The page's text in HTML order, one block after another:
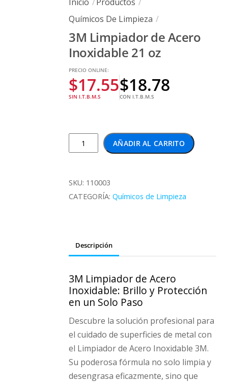
Químicos De Limpieza
3M Limpiador de Acero
Inoxidable 21 oz
PRECIO ONLINE:
$17.55
SIN I.T.B.M.S
$18.78
CON I.T.B.M.S
Limpiador
Acero
Inoxidable
AÑADIR AL CARRITO
SKU: 110003
CATEGORÍA:Químicos de Limpieza
Descripción
3M Limpiador de Acero
Inoxidable: Brillo y Protección
en un Solo Paso
Descubre la solución profesional para
el cuidado de superficies de metal con
el Limpiador de Acero Inoxidable 3M.
Su poderosa fórmula no solo limpia y
desengrasa eficazmente, sino que